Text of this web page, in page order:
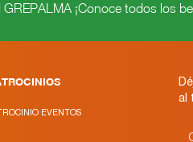
¡Conoce todos los
EVENTOS
al